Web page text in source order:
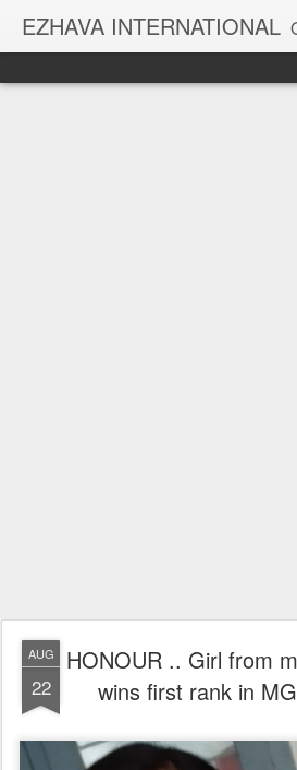
EZHAVA INTERNATIONAL
AUG
22
HONOUR .. Girl from
wins first rank in